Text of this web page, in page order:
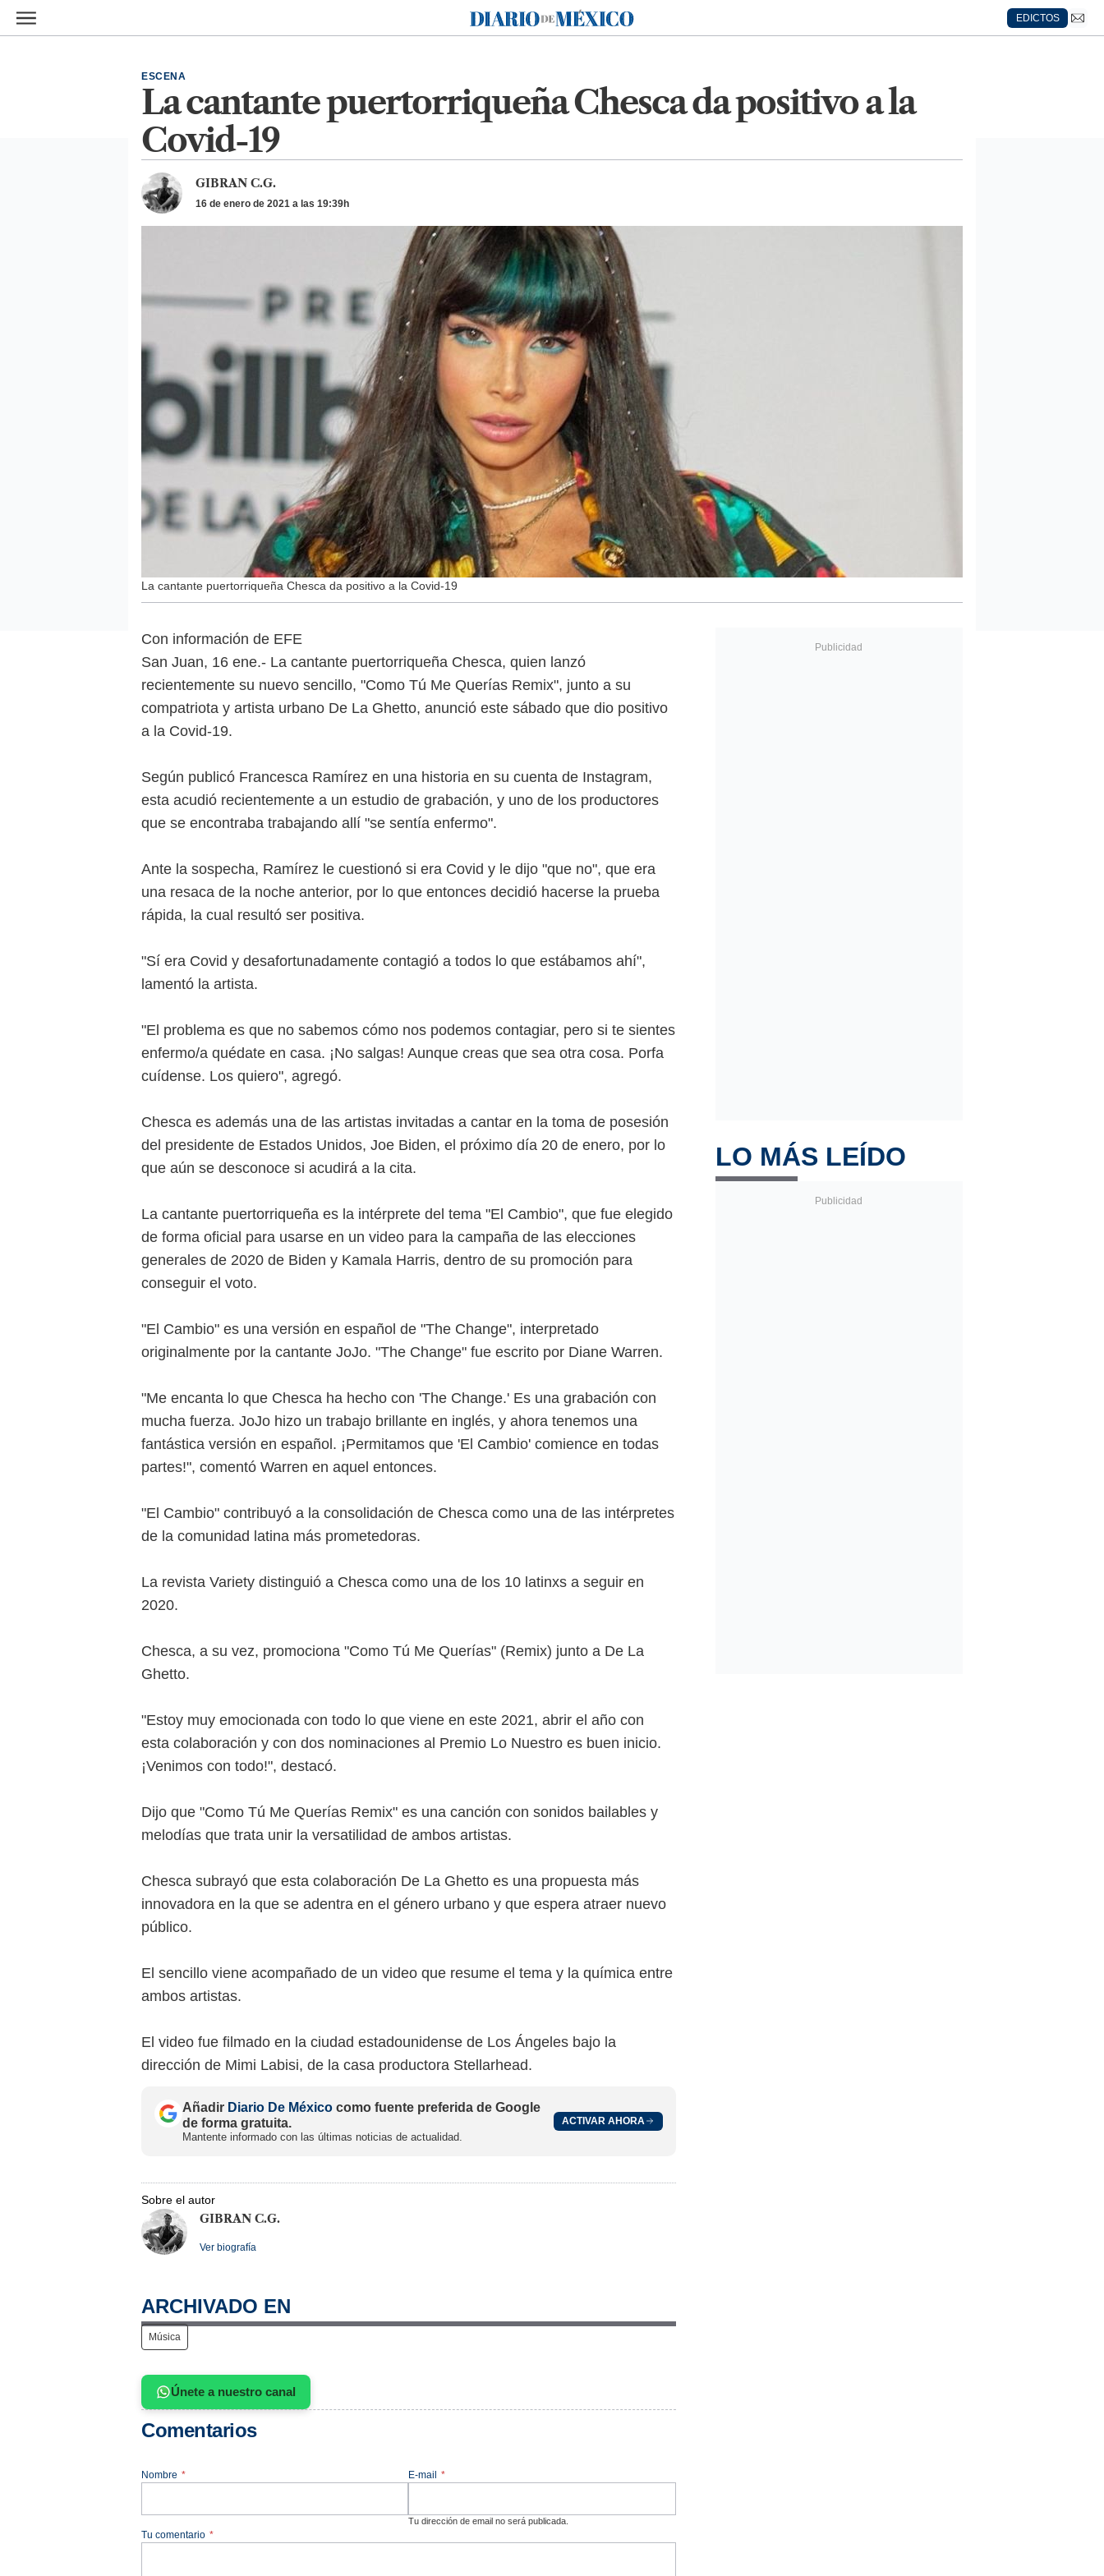
Ir al contenido principal
Diario de México
EDICTOS
La cantante puertorriqueña Chesca da positivo a la
Covid-19
ESCENA
GIBRAN C.G.
16 de enero de 2021 a las 19:39h
La cantante puertorriqueña Chesca da positivo a la Covid-19
Con información de EFE
San Juan, 16 ene.- La cantante puertorriqueña Chesca, quien lanzó
recientemente su nuevo sencillo, "Como Tú Me Querías Remix", junto a su
compatriota y artista urbano De La Ghetto, anunció este sábado que dio positivo
a la Covid-19.
Según publicó Francesca Ramírez en una historia en su cuenta de Instagram,
esta acudió recientemente a un estudio de grabación, y uno de los productores
que se encontraba trabajando allí "se sentía enfermo".
Ante la sospecha, Ramírez le cuestionó si era Covid y le dijo "que no", que era
una resaca de la noche anterior, por lo que entonces decidió hacerse la prueba
rápida, la cual resultó ser positiva.
"Sí era Covid y desafortunadamente contagió a todos lo que estábamos ahí",
lamentó la artista.
"El problema es que no sabemos cómo nos podemos contagiar, pero si te sientes
enfermo/a quédate en casa. ¡No salgas! Aunque creas que sea otra cosa. Porfa
cuídense. Los quiero", agregó.
Chesca es además una de las artistas invitadas a cantar en la toma de posesión
del presidente de Estados Unidos, Joe Biden, el próximo día 20 de enero, por lo
que aún se desconoce si acudirá a la cita.
La cantante puertorriqueña es la intérprete del tema "El Cambio", que fue elegido
de forma oficial para usarse en un video para la campaña de las elecciones
generales de 2020 de Biden y Kamala Harris, dentro de su promoción para
conseguir el voto.
"El Cambio" es una versión en español de "The Change", interpretado
originalmente por la cantante JoJo. "The Change" fue escrito por Diane Warren.
"Me encanta lo que Chesca ha hecho con 'The Change.' Es una grabación con
mucha fuerza. JoJo hizo un trabajo brillante en inglés, y ahora tenemos una
fantástica versión en español. ¡Permitamos que 'El Cambio' comience en todas
partes!", comentó Warren en aquel entonces.
"El Cambio" contribuyó a la consolidación de Chesca como una de las intérpretes
de la comunidad latina más prometedoras.
La revista Variety distinguió a Chesca como una de los 10 latinxs a seguir en
2020.
Chesca, a su vez, promociona "Como Tú Me Querías" (Remix) junto a De La
Ghetto.
"Estoy muy emocionada con todo lo que viene en este 2021, abrir el año con
esta colaboración y con dos nominaciones al Premio Lo Nuestro es buen inicio.
¡Venimos con todo!", destacó.
Dijo que "Como Tú Me Querías Remix" es una canción con sonidos bailables y
melodías que trata unir la versatilidad de ambos artistas.
Chesca subrayó que esta colaboración De La Ghetto es una propuesta más
innovadora en la que se adentra en el género urbano y que espera atraer nuevo
público.
El sencillo viene acompañado de un video que resume el tema y la química entre
ambos artistas.
El video fue filmado en la ciudad estadounidense de Los Ángeles bajo la
dirección de Mimi Labisi, de la casa productora Stellarhead.
Añadir Diario De México como fuente preferida de Google
de forma gratuita.
Mantente informado con las últimas noticias de actualidad.
ACTIVAR AHORA
Sobre el autor
GIBRAN C.G.
Ver biografía
ARCHIVADO EN
Música
Únete a nuestro canal
Comentarios
Nombre * E-mail *
Tu dirección de email no será publicada.
Tu comentario *
LO MÁS LEÍDO